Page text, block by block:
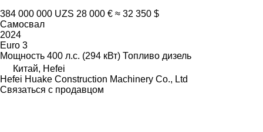
384 000 000 UZS 28 000 € ≈ 32 350 $
Самосвал
2024
Euro 3
Мощность 400 л.с. (294 кВт) Топливо дизель
Китай, Hefei
Hefei Huake Construction Machinery Co., Ltd
Связаться с продавцом